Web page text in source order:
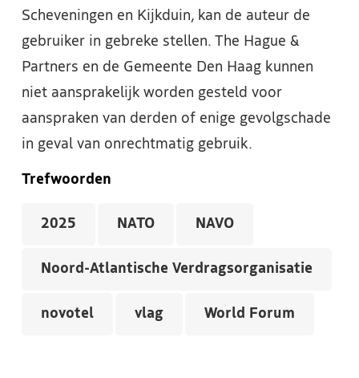
Scheveningen en Kijkduin, kan de auteur de
gebruiker in gebreke stellen. The Hague &
Partners en de Gemeente Den Haag kunnen
niet aansprakelijk worden gesteld voor
aanspraken van derden of enige gevolgschade
in geval van onrechtmatig gebruik.
Trefwoorden
2025 NATO NAVO
Noord-Atlantische Verdragsorganisatie
novotel vlag World Forum